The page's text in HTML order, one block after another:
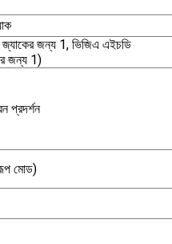
জন্য 1, ভিজিএ এইচডি
জন্য 1)
প্রদর্শন
মোড)